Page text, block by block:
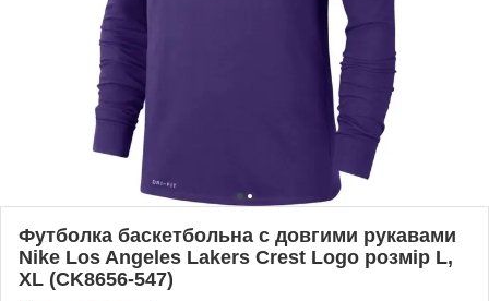
Футболка баскетбольна c довгими рукавами
Nike Los Angeles Lakers Crest Logo розмір L,
XL (CK8656-547)